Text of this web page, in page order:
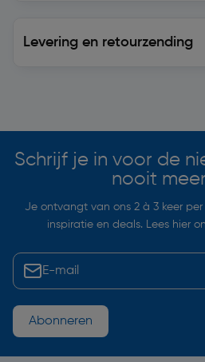
Levering en retourzending
Schrijf je in voor de
nooit
Je ontvangt van ons 2 à 3 keer
inspiratie en deals. Lees hier
Abonneren